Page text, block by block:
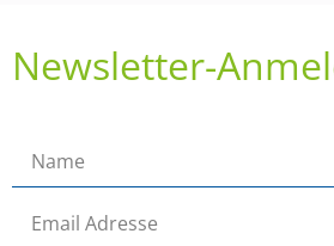
Newsletter-